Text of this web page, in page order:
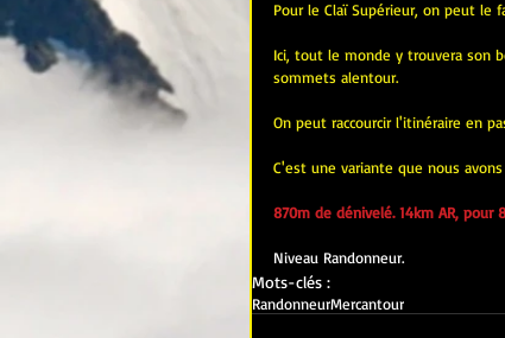
Pour le Claï Supérieur, on peut le
Ici, tout le monde y trouvera son
sommets alentour.
On peut raccourcir l'itinéraire en
C'est une variante que nous
870m de dénivelé. 14km AR, pour
Niveau Randonneur.
Mots-clés :
RandonneurMercantour